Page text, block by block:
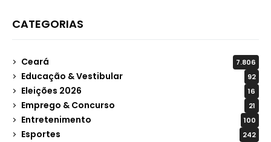
CATEGORIAS
Ceará 7.806
Educação & Vestibular 92
Eleições 2026 16
Emprego & Concurso 21
Entretenimento 100
Esportes 242